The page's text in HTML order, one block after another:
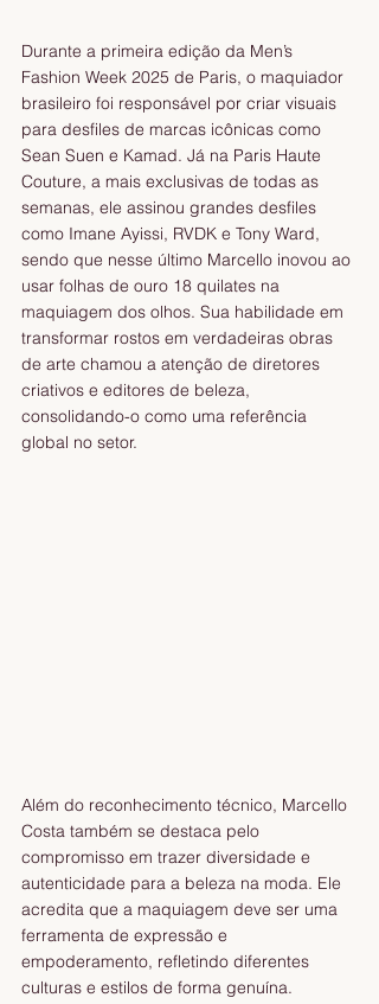
Durante a primeira edição da Men’s
Fashion Week 2025 de Paris, o maquiador
brasileiro foi responsável por criar visuais
para desfiles de marcas icônicas como
Sean Suen e Kamad. Já na Paris Haute
Couture, a mais exclusivas de todas as
semanas, ele assinou grandes desfiles
como Imane Ayissi, RVDK e Tony Ward,
sendo que nesse último Marcello inovou ao
usar folhas de ouro 18 quilates na
maquiagem dos olhos. Sua habilidade em
transformar rostos em verdadeiras obras
de arte chamou a atenção de diretores
criativos e editores de beleza,
consolidando-o como uma referência
global no setor.
Além do reconhecimento técnico, Marcello
Costa também se destaca pelo
compromisso em trazer diversidade e
autenticidade para a beleza na moda. Ele
acredita que a maquiagem deve ser uma
ferramenta de expressão e
empoderamento, refletindo diferentes
culturas e estilos de forma genuína.